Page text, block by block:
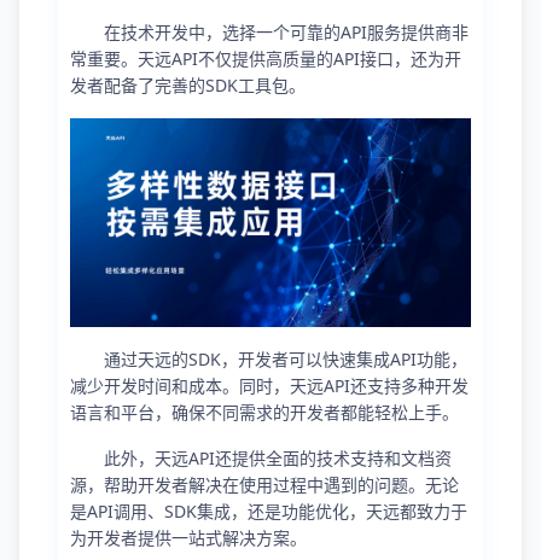
在技术开发中，选择一个可靠的API服务提供商非
常重要。天远API不仅提供高质量的API接口，还为开
发者配备了完善的SDK工具包。
通过天远的SDK，开发者可以快速集成API功能，
减少开发时间和成本。同时，天远API还支持多种开发
语言和平台，确保不同需求的开发者都能轻松上手。
此外，天远API还提供全面的技术支持和文档资
源，帮助开发者解决在使用过程中遇到的问题。无论
是API调用、SDK集成，还是功能优化，天远都致力于
为开发者提供一站式解决方案。